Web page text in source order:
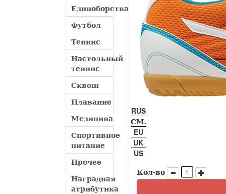
Единоборства
Футбол
Теннис
Настольный
теннис
Сквош
Плавание
Медицина
Спортивное
питание
Прочее
Наградная
атрибутика
RUS
СМ.
EU
UK
US
Кол-во